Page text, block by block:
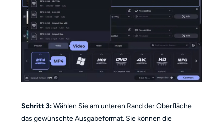
Schritt 3:Wählen Sie am unteren Rand der Oberfläche
das gewünschte Ausgabeformat. Sie können die